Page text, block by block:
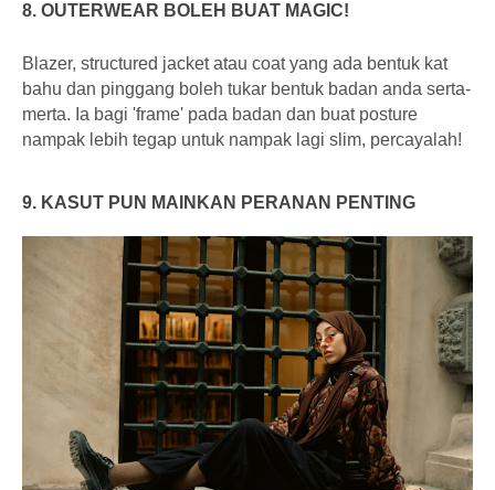
8. OUTERWEAR BOLEH BUAT MAGIC!
Blazer, structured jacket atau coat yang ada bentuk kat
bahu dan pinggang boleh tukar bentuk badan anda serta-
merta. Ia bagi 'frame' pada badan dan buat posture
nampak lebih tegap untuk nampak lagi slim, percayalah!
9. KASUT PUN MAINKAN PERANAN PENTING